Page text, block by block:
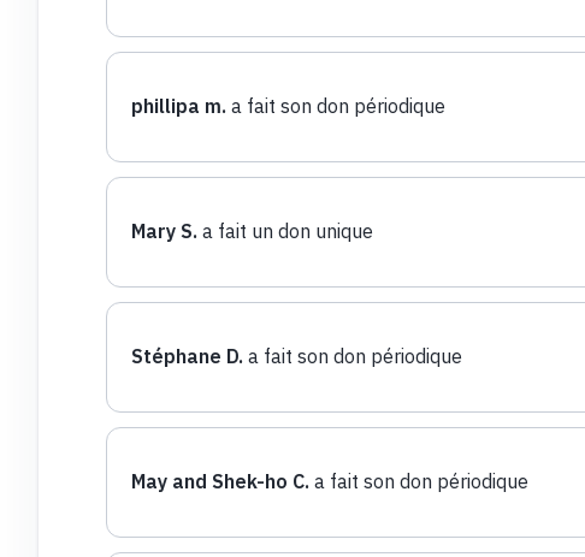
phillipa m. a fait son don périodique
Mary S. a fait un don unique
Stéphane D. a fait son don périodique
May and Shek-ho C. a fait son don périodique